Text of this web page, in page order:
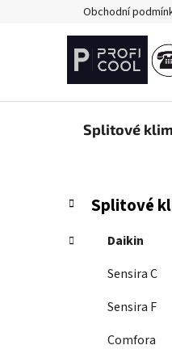
Obchodní
Splitové
P
s
Přeskočit
kategorie
K
a
e
Splitové
Daikin
Sensira C
Sensira F
Comfora